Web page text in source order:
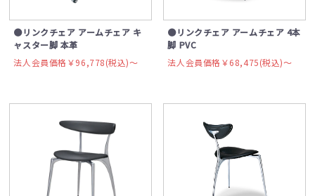
●リンクチェア アームチェア キ
ャスター脚 本革
法人会員価格￥96,778(税込)〜
●リンクチェア アームチェア 4本
脚 PVC
法人会員価格￥68,475(税込)〜